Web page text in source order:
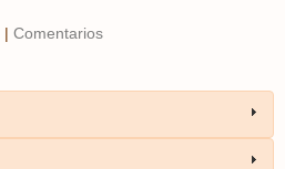
| Comentarios